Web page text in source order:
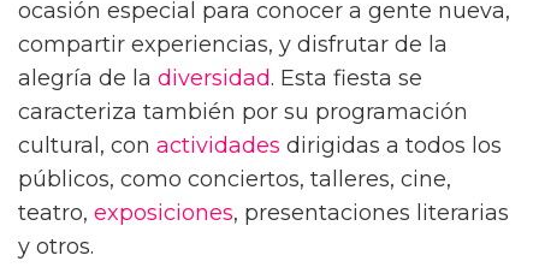
ocasión especial para conocer a gente nueva,
compartir experiencias, y disfrutar de la
alegría de la diversidad. Esta fiesta se
caracteriza también por su programación
cultural, con actividades dirigidas a todos los
públicos, como conciertos, talleres, cine,
teatro, exposiciones, presentaciones literarias
y otros.